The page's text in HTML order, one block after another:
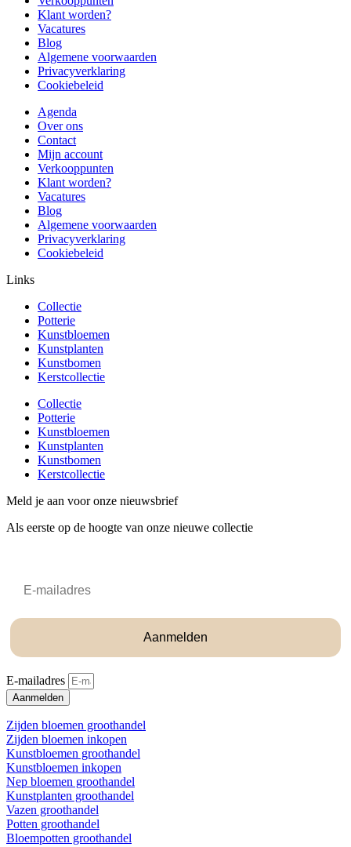
Klant worden?
Vacatures
Blog
Algemene voorwaarden
Privacyverklaring
Cookiebeleid
Agenda
Over ons
Contact
Mijn account
Verkooppunten
Klant worden?
Vacatures
Blog
Algemene voorwaarden
Privacyverklaring
Cookiebeleid
Links
Collectie
Potterie
Kunstbloemen
Kunstplanten
Kunstbomen
Kerstcollectie
Collectie
Potterie
Kunstbloemen
Kunstplanten
Kunstbomen
Kerstcollectie
Meld je aan voor onze nieuwsbrief
Als eerste op de hoogte van onze nieuwe collectie
Aanmelden
E-mailadres
Aanmelden
Zijden bloemen groothandel
Zijden bloemen inkopen
Kunstbloemen groothandel
Kunstbloemen inkopen
Nep bloemen groothandel
Kunstplanten groothandel
Vazen groothandel
Potten groothandel
Bloempotten groothandel